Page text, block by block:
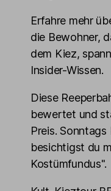
Erfahre mehr
die Bewohner,
dem Kiez,
Insider-Wissen.
Diese
bewertet und
Preis.
besichtigst du
Kostümfundus".